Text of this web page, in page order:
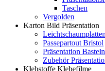
Taschen
Vergolden
Karton Bild Präsentation
Leichtschaumplatten
Passepartout Bristol
Präsentation Basteln
Zubehör
Klebstoffe Klebefilme